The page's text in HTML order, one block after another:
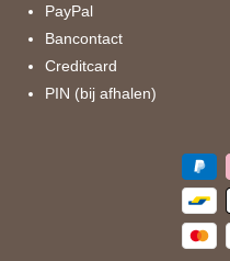
PayPal
Bancontact
Creditcard
PIN (bij afhalen)